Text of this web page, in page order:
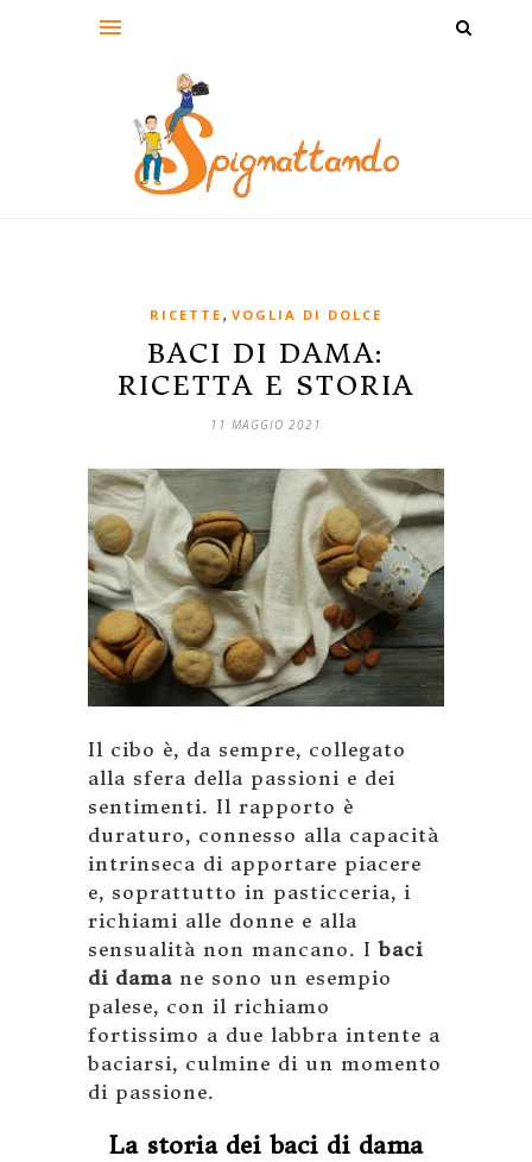
RICETTE , VOGLIA DI DOLCE
BACI DI DAMA:
RICETTA E STORIA
11 MAGGIO 2021
Il cibo è, da sempre, collegato
alla sfera della passioni e dei
sentimenti. Il rapporto è
duraturo, connesso alla capacità
intrinseca di apportare piacere
e, soprattutto in pasticceria, i
richiami alle donne e alla
sensualità non mancano. Ibaci
di dama ne sono un esempio
palese, con il richiamo
fortissimo a due labbra intente a
baciarsi, culmine di un momento
di passione.
La storia dei baci di dama